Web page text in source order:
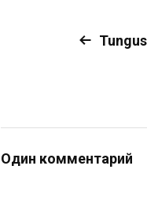
Один комментарий